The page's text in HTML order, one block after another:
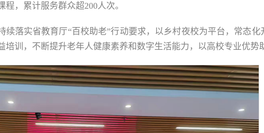
，累计服务群众超200人次。
续落实省教育厅“百校助老”行动要求，以乡村夜校为平台，常态
培训，不断提升老年人健康素养和数字生活能力，以高校专业优势